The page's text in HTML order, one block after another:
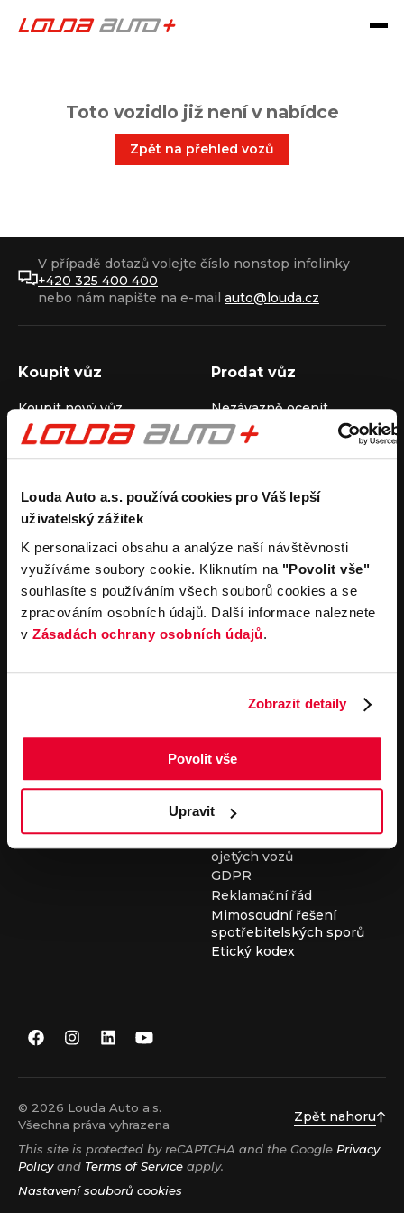
Louda Auto a.s. používá cookies pro Váš lepší
uživatelský zážitek
K personalizaci obsahu a analýze naší návštěvnosti
využíváme soubory cookie. Kliknutím na "Povolit vše"
souhlasíte s používáním všech souborů cookies a se
zpracováním osobních údajů. Další informace naleznete
v Zásadách ochrany osobních údajů.
Zobrazit detaily
Povolit vše
Upravit
Toto vozidlo již není v nabídce
Zpět na přehled vozů
V případě dotazů volejte číslo nonstop infolinky
+420 325 400 400
nebo nám napište na e-mail auto@louda.cz
Koupit vůz
Koupit nový vůz
Koupit ojetý vůz
Koupit užitkový vůz
Prodat vůz
Nezávazně ocenit
Průběh výkupu vozu
Pronájem
Carsharing
Autopůjčovna
Operativní leasing
Společnost
Louda Auto+ Poděbrady
Obytné vozy
Novinky
Kariéra
Servisní služby
Servis
Důležité odkazy
Cookies
Všeobecné obchodní
podmínky pro online
vozidel
Všeobecné obchodní
podmínky pro provádění
servisních prací
Všeobecné obchodní
podmínky při nákupu
ojetých vozů
GDPR
Reklamační řád
Mimosoudní řešení
spotřebitelských sporů
Etický kodex
© 2026 Louda Auto a.s.
Všechna práva vyhrazena
Zpět nahoru
This site is protected by reCAPTCHA and the Google Privacy
Policyand Terms of Service apply.
Nastavení souborů cookies